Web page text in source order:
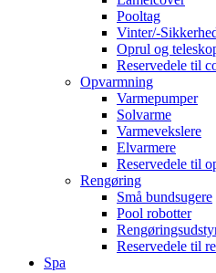
Pooltag
Vinter/-
Oprul og
Reservedele til
Opvarmning
Varmepumper
Solvarme
Varmevekslere
Elvarmere
Reservedele til
Rengøring
Små bundsugere
Pool robotter
Reservedele til
Spa